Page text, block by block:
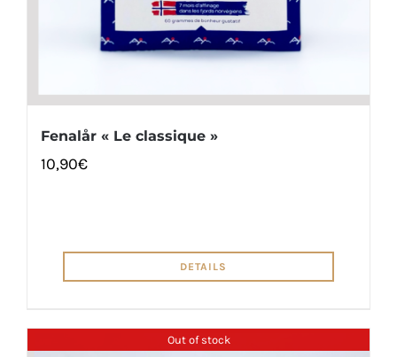
Fenalår « Le classique »
10,90€
DETAILS
Out of stock